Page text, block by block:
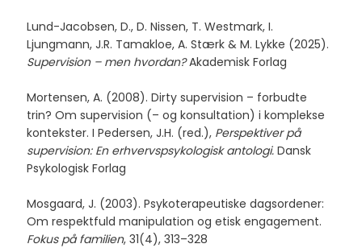
Lund-Jacobsen, D., D. Nissen, T. Westmark, I.
Ljungmann, J.R. Tamakloe, A. Stærk & M. Lykke (2025).
Supervision – men hvordan?Akademisk Forlag
​Mortensen, A. (2008). Dirty supervision – forbudte
trin? Om supervision (– og konsultation) i komplekse
kontekster. I Pedersen, J.H. (red.), Perspektiver på
supervision: En erhvervspsykologisk antologi. Dansk
Psykologisk Forlag
Mosgaard, J. (2003). Psykoterapeutiske dagsordener:
Om respektfuld manipulation og etisk engagement.
Fokus på familien, 31(4), 313–328